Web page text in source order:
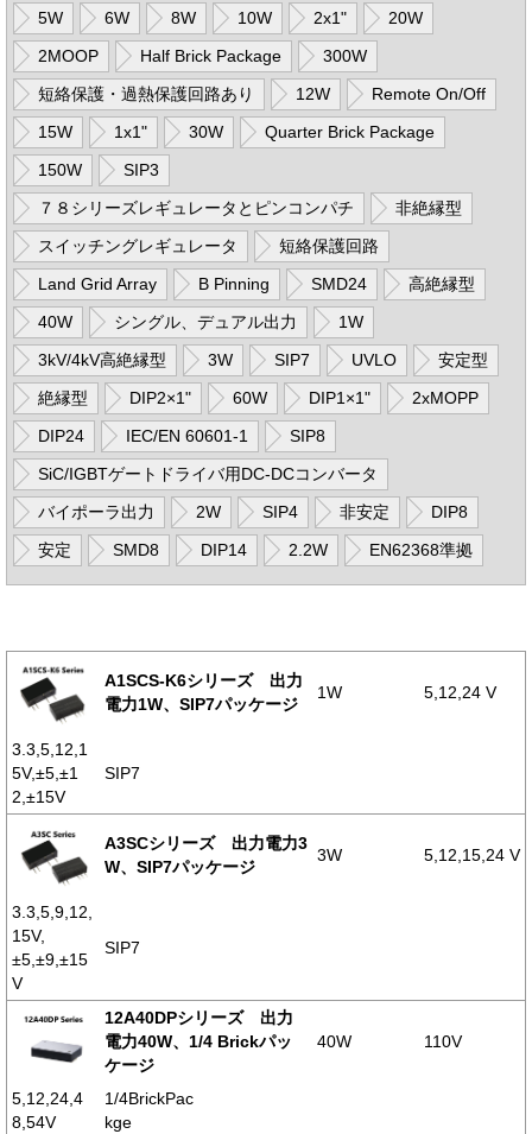
5W
6W 8W 10W 2x1"
20W
2MOOP
Half Brick Package
300W
短絡保護・過熱保護回路あり
12W
Remote On/Off
15W
1x1" 30W
Quarter Brick Package
150W
SIP3
７８シリーズレギュレータとピンコンパチ
非絶縁型
スイッチングレギュレータ
短絡保護回路
Land Grid Array
B Pinning SMD24
高絶縁型
40W
シングル、デュアル出力
1W
3kV/4kV高絶縁型
3W SIP7 UVLO
安定型
絶縁型
DIP2×1" 60W DIP1×1"
2xMOPP
DIP24
IEC/EN 60601-1
SIP8
SiC/IGBTゲートドライバ用DC-DCコンバータ
バイポーラ出力
2W SIP4 非安定
DIP8
安定
SMD8 DIP14 2.2W EN62368準拠
A1SCS-K6シリーズ 出力
電力1W、SIP7パッケージ
1W 5,12,24 V
3.3,5,12,1
5V,±5,±1
2,±15V
SIP7
A3SCシリーズ 出力電力3
W、SIP7パッケージ
3W 5,12,15,24 V
3.3,5,9,12,
15V,
±5,±9,±15
V
SIP7
12A40DPシリーズ 出力
電力40W、1/4 Brickパッ
ケージ
40W 110V
5,12,24,4
8,54V
1/4BrickPac
kge